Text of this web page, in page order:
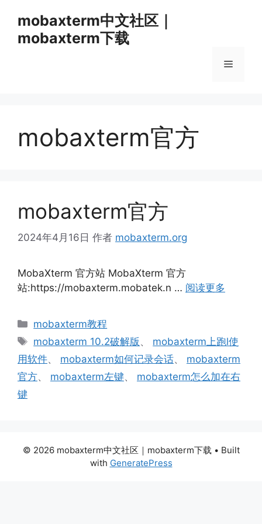
mobaxterm中文社区｜
mobaxterm下载
菜
mobaxterm官方
mobaxterm官方
2024年4月16日 作者 mobaxterm.org
MobaXterm 官方站 MobaXterm 官方
站:https://mobaxterm.mobatek.n … 阅读更多
分
mobaxterm教程
标
签
mobaxterm 10.2破解版 、 mobaxterm上跑l使
用软件、 mobaxterm如何记录会话、 mobaxterm
官方、 mobaxterm左键、 mobaxterm怎么加在右
键
© 2026 mobaxterm中文社区｜mobaxterm下载 • Built
with GeneratePress